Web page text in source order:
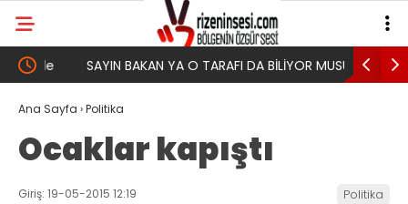
SAYIN BAKAN YA O TARAFI DA BİLİYOR MUSUN? Yeni
Ana Sayfa ›Politika
Ocaklar kapıştı
Giriş: 19-05-2015 12:19 Politika